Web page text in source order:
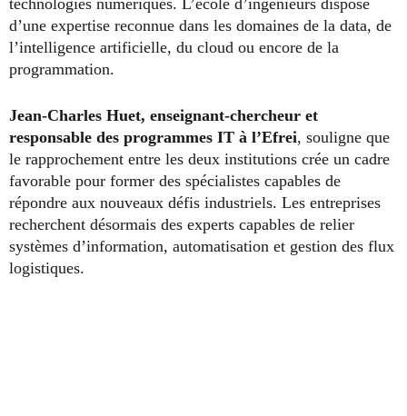
technologies numériques. L’école d’ingénieurs dispose
d’une expertise reconnue dans les domaines de la data, de
l’intelligence artificielle, du cloud ou encore de la
programmation.
Jean-Charles Huet, enseignant-chercheur et
responsable des programmes IT à l’Efrei, souligne que
le rapprochement entre les deux institutions crée un cadre
favorable pour former des spécialistes capables de
répondre aux nouveaux défis industriels. Les entreprises
recherchent désormais des experts capables de relier
systèmes d’information, automatisation et gestion des flux
logistiques.